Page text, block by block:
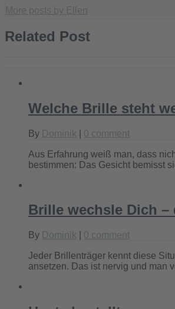
More posts by Ellen
Related Post
Welche Brille steht
By Dominik 0 comment
Aus Erfahrung weiß man, dass
bestimmen: Das Gesicht bemisst
Brille wechsle Dich
By Dominik 0 comment
Jeder Brillenträger kennt diese
ansetzen. Das ist nervig und man